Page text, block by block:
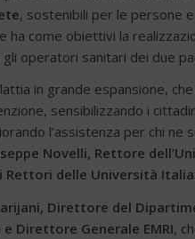
, sostenibili per le persone
come obiettivi la
operatori sanitari dei due
in grande espansione,
sensibilizzando i
l’assistenza per chi
Novelli, Rettore
delle Università
Direttore del
e Direttore Generale EMRI,